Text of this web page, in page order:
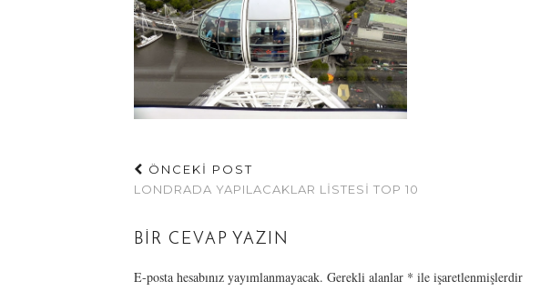
ÖNCEKİ POST
LONDRADA YAPILACAKLAR LISTESI TOP 10
BIR CEVAP YAZIN
E-posta hesabınız yayımlanmayacak. Gerekli alanlar * ile işaretlenmişlerdir